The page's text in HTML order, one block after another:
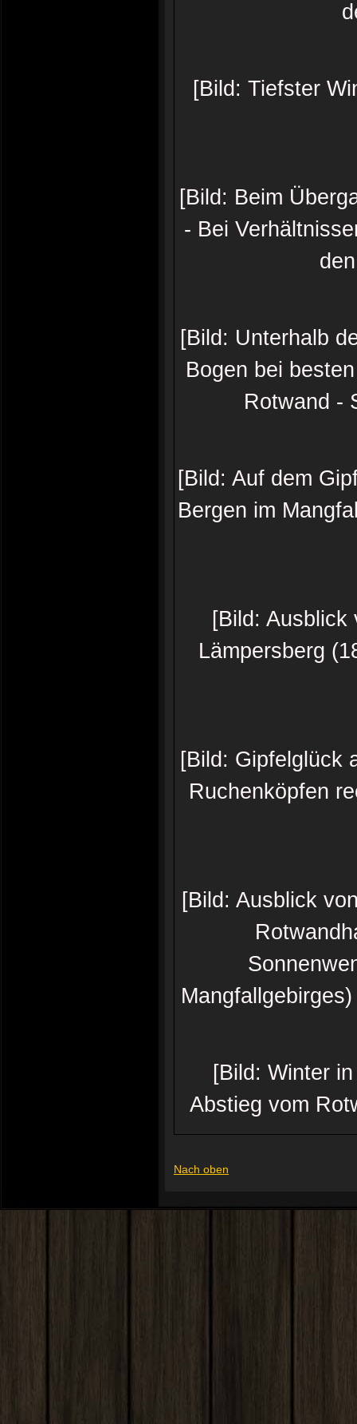
[Bild: Tiefster
[Bild: Beim
- Bei
[Bild: Unterhalb
Bogen bei
Rotwand -
[Bild: Auf dem
Bergen im
[Bild:
Lämpersberg
[Bild: Gipfelglück
Ruchenköpfen
[Bild: Ausblick
[Bild: Winter
Abstieg vom
Nach oben